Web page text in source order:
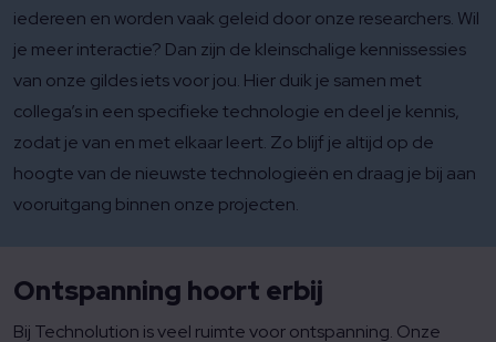
iedereen en worden vaak geleid door onze researchers. Wil
je meer interactie? Dan zijn de kleinschalige kennissessies
van onze gildes iets voor jou. Hier duik je samen met
collega’s in een specifieke technologie en deel je kennis,
zodat je van en met elkaar leert. Zo blijf je altijd op de
hoogte van de nieuwste technologieën en draag je bij aan
vooruitgang binnen onze projecten.
Ontspanning hoort erbij
Bij Technolution is veel ruimte voor ontspanning. Onze